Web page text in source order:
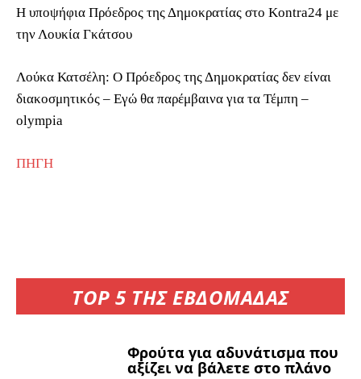
TOP 5 ΤΗΣ ΕΒΔΟΜΑΔΑΣ
Φρούτα για αδυνάτισμα που
αξίζει να βάλετε στο πλάνο
Η υποψήφια Πρόεδρος της Δημοκρατίας στο Kontra24 με
την Λουκία Γκάτσου
Λούκα Κατσέλη: Ο Πρόεδρος της Δημοκρατίας δεν είναι
διακοσμητικός – Εγώ θα παρέμβαινα για τα Τέμπη –
olympia
ΠΗΓΗ